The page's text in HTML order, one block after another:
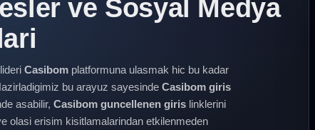
ve Sosyal Medya
Casibom platformuna ulasmak hic bu kadar
bu arayuz sayesinde Casibom giris
asabilir, Casibom guncellenen giris linklerini
olasi erisim kisitlamalarindan etkilenmeden